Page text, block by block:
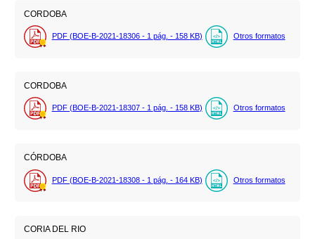
CORDOBA
PDF (BOE-B-2021-18306 - 1 pág. - 158 KB) Otros formatos
CORDOBA
PDF (BOE-B-2021-18307 - 1 pág. - 158 KB) Otros formatos
CÓRDOBA
PDF (BOE-B-2021-18308 - 1 pág. - 164 KB) Otros formatos
CORIA DEL RIO